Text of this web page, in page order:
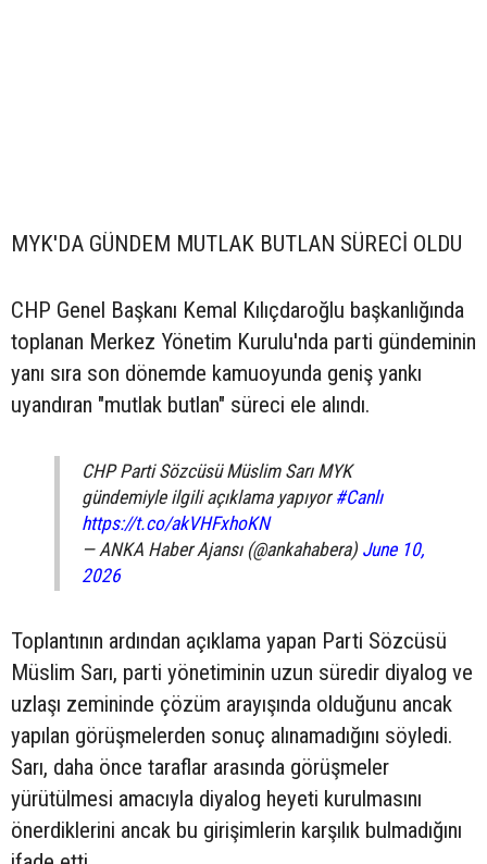
MYK'DA GÜNDEM MUTLAK BUTLAN SÜRECİ OLDU
CHP Genel Başkanı Kemal Kılıçdaroğlu başkanlığında
toplanan Merkez Yönetim Kurulu'nda parti gündeminin
yanı sıra son dönemde kamuoyunda geniş yankı
uyandıran "mutlak butlan" süreci ele alındı.
CHP Parti Sözcüsü Müslim Sarı MYK
gündemiyle ilgili açıklama yapıyor #Canlı
https://t.co/akVHFxhoKN
— ANKA Haber Ajansı (@ankahabera) June 10,
2026
Toplantının ardından açıklama yapan Parti Sözcüsü
Müslim Sarı, parti yönetiminin uzun süredir diyalog ve
uzlaşı zemininde çözüm arayışında olduğunu ancak
yapılan görüşmelerden sonuç alınamadığını söyledi.
Sarı, daha önce taraflar arasında görüşmeler
yürütülmesi amacıyla diyalog heyeti kurulmasını
önerdiklerini ancak bu girişimlerin karşılık bulmadığını